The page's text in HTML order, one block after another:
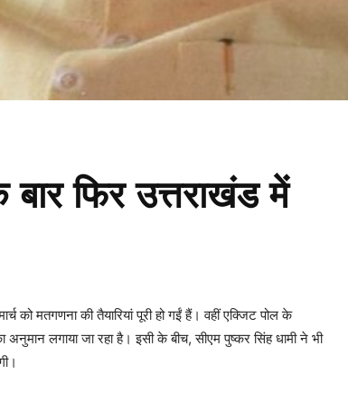
बार फिर उत्तराखंड में
को मतगणना की तैयारियां पूरी हो गईं हैं। वहीं एक्जिट पोल के
लगाया जा रहा है। इसी के बीच, सीएम पुष्कर सिंह धामी ने भी